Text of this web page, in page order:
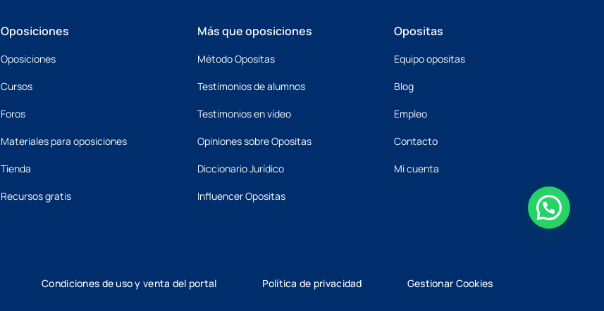
Oposiciones
Oposiciones
Cursos
Foros
Materiales para oposiciones
Tienda
Recursos gratis
Más que oposiciones
Método Opositas
Testimonios de alumnos
Testimonios en vídeo
Opiniones sobre Opositas
Diccionario Jurídico
Influencer Opositas
Opositas
Equipo opositas
Blog
Empleo
Contacto
Mi cuenta
Condiciones de uso y venta del portal Política de privacidad Gestionar Cookies